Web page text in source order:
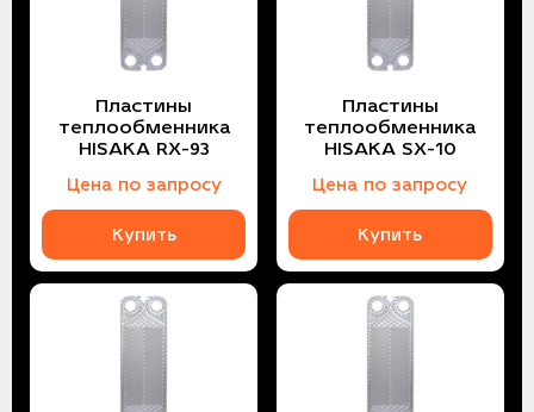
Пластины
теплообменника
HISAKA RX-93
Цена по запросу
Купить
Пластины
теплообменника
HISAKA SX-10
Цена по запросу
Купить